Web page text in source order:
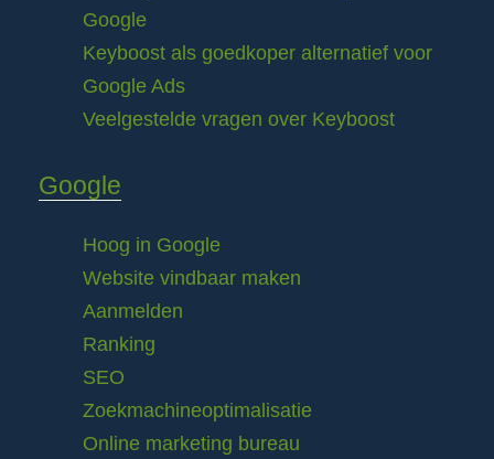
Google
Keyboost als goedkoper alternatief voor
Google Ads
Veelgestelde vragen over Keyboost
Google
Hoog in Google
Website vindbaar maken
Aanmelden
Ranking
SEO
Zoekmachineoptimalisatie
Online marketing bureau